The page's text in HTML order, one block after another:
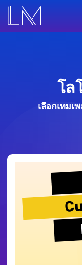
โล
เลือกเทมเ